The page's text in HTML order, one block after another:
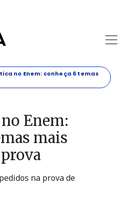
no Enem: conheça 6 temas
Enem:
mais
na prova de